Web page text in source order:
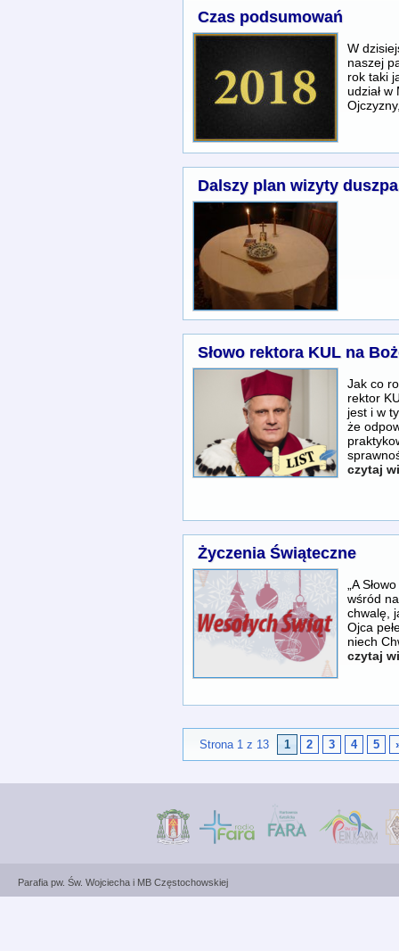
Czas podsumowań
W
naszej
rok taki
udział
Dalszy plan wizyty
Słowo rektora KUL na
Jak co
rektor
jest i w
że
czytaj
Życzenia Świąteczne
„A
wśród
chwalę,
Ojca
niech
czytaj
Strona 1 z 13 1 2 3 4 5
Parafia pw. Św. Wojciecha i MB Częstochowskiej